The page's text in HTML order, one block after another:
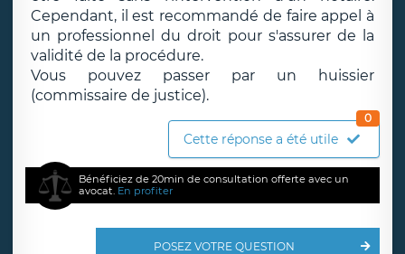
Cependant, il est recommandé de faire appel à
un professionnel du droit pour s'assurer de la
validité de la procédure.
Vous pouvez passer par un huissier
(commissaire de justice).
Cette réponse a été utile
0
Bénéficiez de 20min de consultation offerte avec un
avocat. En profiter
POSEZ VOTRE QUESTION